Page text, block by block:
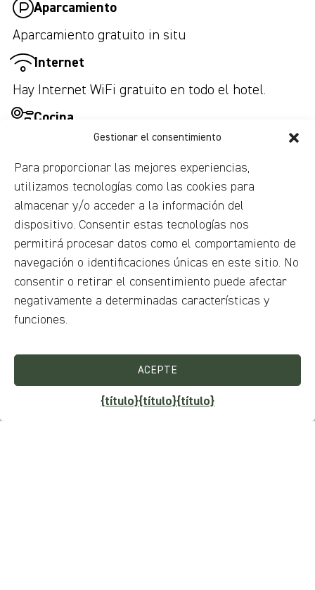
Gestionar el consentimiento
Para proporcionar las mejores experiencias,
utilizamos tecnologías como las cookies para
almacenar y/o acceder a la información del
dispositivo. Consentir estas tecnologías nos
permitirá procesar datos como el comportamiento de
navegación o identificaciones únicas en este sitio. No
consentir o retirar el consentimiento puede afectar
negativamente a determinadas características y
funciones.
ACEPTE
{título}{título}{título}
Aparcamiento
Aparcamiento gratuito in situ
Internet
Hay Internet WiFi gratuito en todo el hotel.
Cocina
Minibar, Tostadora
Cuarto de baño
Secador de pelo, Bidé, Papel higiénico, Ducha,
Artículos de aseo gratuitos, WC
Sala de estar
Escritorio, Comedor
Medios de comunicación y tecnología
Dormitorio
Doble